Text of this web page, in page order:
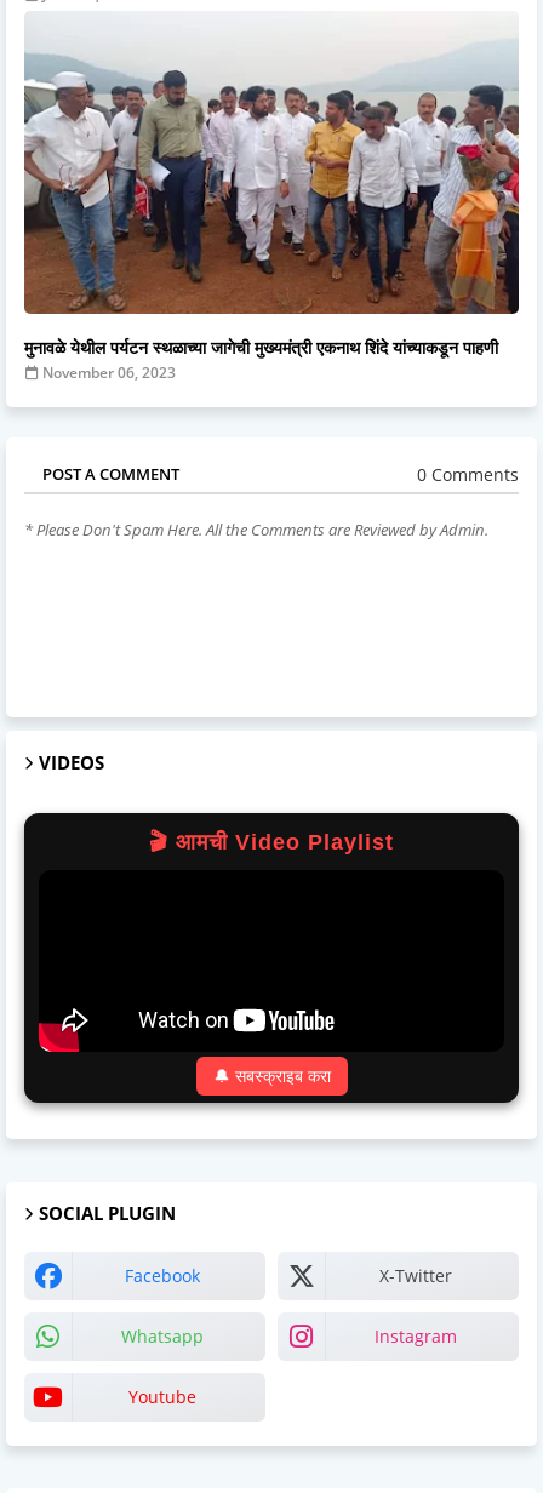
मुनावळे येथील पर्यटन स्थळाच्या जागेची मुख्यमंत्री एकनाथ शिंदे यांच्याकडून पाहणी
November 06, 2023
POST A COMMENT 0 Comments
* Please Don't Spam Here. All the Comments are Reviewed by Admin.
VIDEOS
🎬 आमची Video Playlist
🔔 सबस्क्राइब करा
SOCIAL PLUGIN
Facebook X-Twitter
Whatsapp Instagram
Youtube